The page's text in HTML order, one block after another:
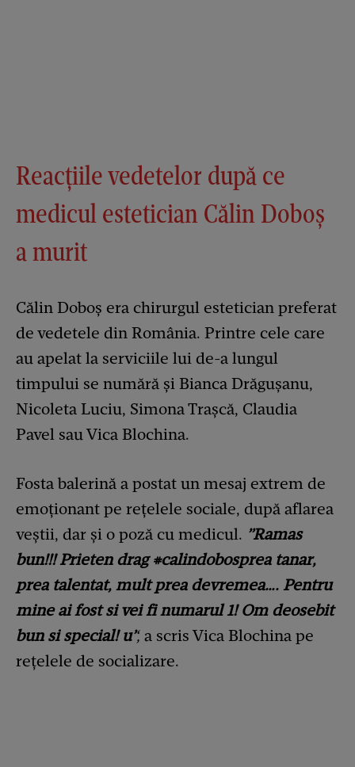
Reacțiile vedetelor după ce
medicul estetician Călin Doboș
a murit
Călin Doboș era chirurgul estetician preferat
de vedetele din România. Printre cele care
au apelat la serviciile lui de-a lungul
timpului se numără și Bianca Drăgușanu,
Nicoleta Luciu, Simona Trașcă, Claudia
Pavel sau Vica Blochina.
Fosta balerină a postat un mesaj extrem de
emoționant pe rețelele sociale, după aflarea
veștii, dar și o poză cu medicul. ”Ramas
bun!!! Prieten drag #calindobosprea tanar,
prea talentat, mult prea devremea…. Pentru
mine ai fost si vei fi numarul 1! Om deosebit
bun si special! u’‘, a scris Vica Blochina pe
rețelele de socializare.